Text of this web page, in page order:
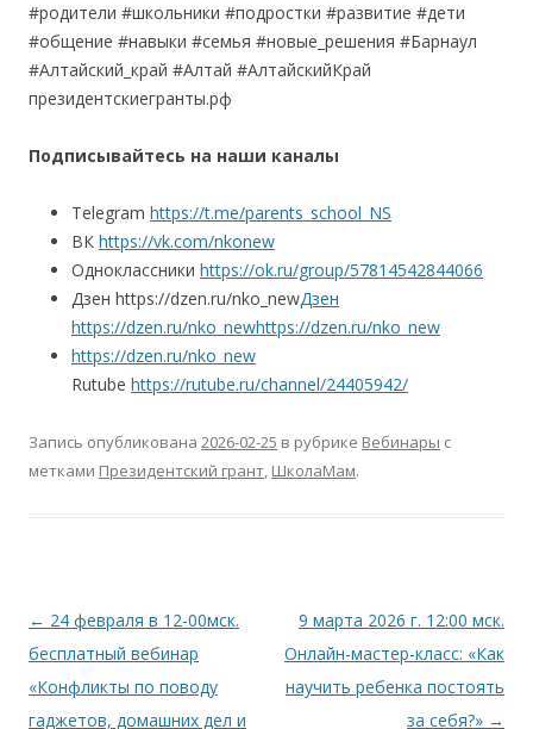
#родители #школьники #подростки #развитие #дети
#общение #навыки #семья #новые_решения #Барнаул
#Алтайский_край #Алтай #АлтайскийКрай
президентскиегранты.рф
Подписывайтесь на наши каналы
Telegram https://t.me/parents_school_NS
ВК https://vk.com/nkonew
Одноклассники https://ok.ru/group/57814542844066
Дзен https://dzen.ru/nko_newДзен
https://dzen.ru/nko_newhttps://dzen.ru/nko_new
https://dzen.ru/nko_new
Rutube https://rutube.ru/channel/24405942/
Запись опубликована 2026-02-25 в рубрике Вебинары с
метками Президентский грант, ШколаМам.
Навигация
по
записям
← 24 февраля в 12-00мск.
бесплатный вебинар
«Конфликты по поводу
гаджетов, домашних дел и
9 марта 2026 г. 12:00 мск.
Онлайн-мастер-класс: «Как
научить ребенка постоять
за себя?» →